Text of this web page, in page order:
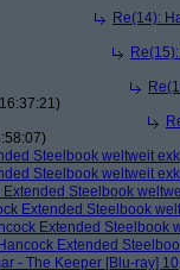
Re(14):
Steelbook weltweit
Steelbook weltweit
Extended Steelbook
Extended Steelbook
Extended Steelbook
Extended
- The Keeper [Blu-ray]